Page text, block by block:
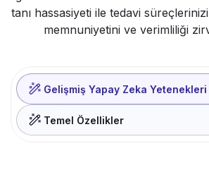
tanı hassasiyeti ile tedavi süreçlerinizi
memnuniyetini ve verimliliği
Gelişmiş Yapay Zeka Yetenekleri
Temel Özellikler